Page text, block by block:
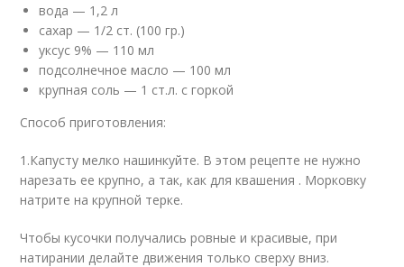
вода — 1,2 л
сахар — 1/2 ст. (100 гр.)
уксус 9% — 110 мл
подсолнечное масло — 100 мл
крупная соль — 1 ст.л. с горкой
Способ приготовления:
1.Капусту мелко нашинкуйте. В этом рецепте не нужно
нарезать ее крупно, а так, как для квашения . Морковку
натрите на крупной терке.
Чтобы кусочки получались ровные и красивые, при
натирании делайте движения только сверху вниз.